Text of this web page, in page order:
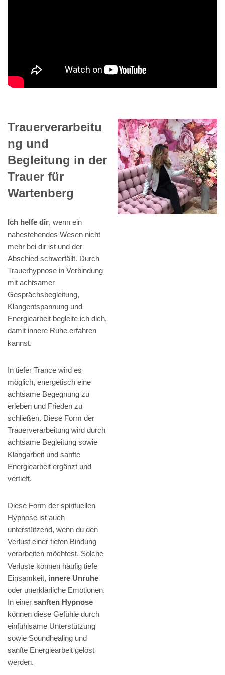
Trauerverarbeitu
ng und
Begleitung in der
Trauer für
Wartenberg
Ich helfe dir, wenn ein
nahestehendes Wesen nicht
mehr bei dir ist und der
Abschied schwerfällt. Durch
Trauerhypnose in Verbindung
mit achtsamer
Gesprächsbegleitung,
Klangentspannung und
Energiearbeit begleite ich dich,
damit innere Ruhe erfahren
kannst.
In tiefer Trance wird es
möglich, energetisch eine
achtsame Begegnung zu
erleben und Frieden zu
schließen. Diese Form der
Trauerverarbeitung wird durch
achtsame Begleitung sowie
Klangarbeit und sanfte
Energiearbeit ergänzt und
vertieft.
Diese Form der spirituellen
Hypnose ist auch
unterstützend, wenn du den
Verlust einer tiefen Bindung
verarbeiten möchtest. Solche
Verluste können häufig tiefe
Einsamkeit, innere Unruhe
oder unerklärliche Emotionen.
In einer sanften Hypnose
können diese Gefühle durch
einfühlsame Unterstützung
sowie Soundhealing und
sanfte Energiearbeit gelöst
werden.